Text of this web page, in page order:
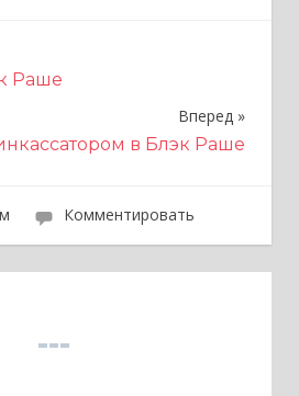
Раше
Вперед
в Блэк Раше
Комментировать